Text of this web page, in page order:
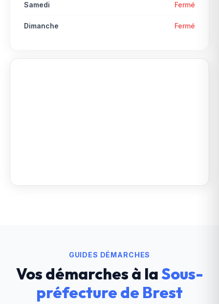
Samedi Fermé
Dimanche Fermé
GUIDES DÉMARCHES
Vos démarches à laSous-
préfecture de Brest